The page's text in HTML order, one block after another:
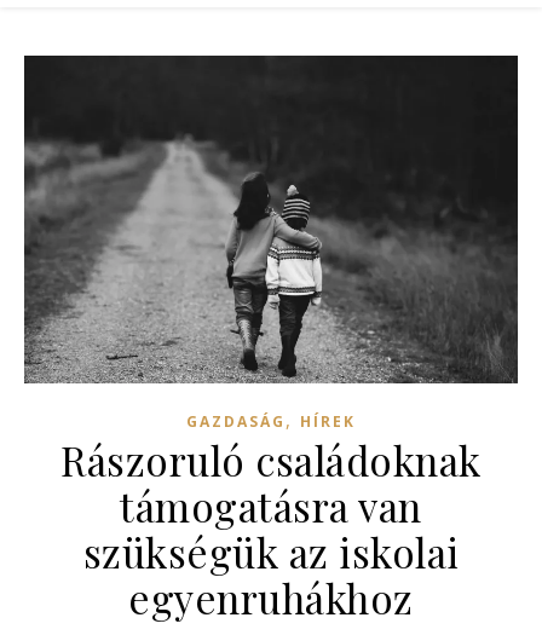
GAZDASÁG , HÍREK
Rászoruló családoknak
támogatásra van
szükségük az iskolai
egyenruhákhoz